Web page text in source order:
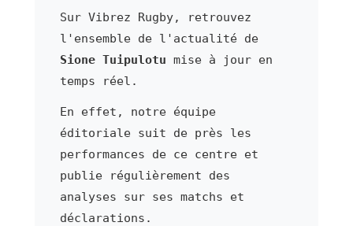
Sur Vibrez Rugby, retrouvez
l'ensemble de l'actualité de
Sione Tuipulotu mise à jour en
temps réel.
En effet, notre équipe
éditoriale suit de près les
performances de ce centre et
publie régulièrement des
analyses sur ses matchs et
déclarations.